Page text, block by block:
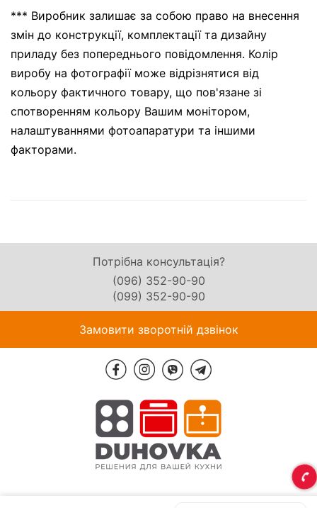
*** Виробник залишає за собою право на внесення
змін до конструкції, комплектації та дизайну
приладу без попереднього повідомлення. Колір
виробу на фотографії може відрізнятися від
кольору фактичного товару, що пов'язане зі
спотворенням кольору Вашим монітором,
налаштуваннями фотоапаратури та іншими
факторами.
Потрібна консультація?
(096) 352-90-90
(099) 352-90-90
Замовити зворотній дзвінок